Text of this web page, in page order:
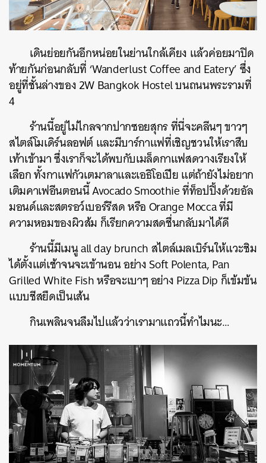
เดินย่อยกันอีกหน่อยในย่านใกล้เคียง แล้วค่อยมาปิด
ท้ายกันก่อนกลับที่ ‘Wanderlust Coffee and Eatery’ ซึ่ง
อยู่ที่ชั้นล่างของ 2W Bangkok Hostel บนถนนพระรามที่
4
ร้านนี้อยู่ไม่ไกลจากปากซอยสุกร ที่นี่จะคลีนๆ ขาวๆ
สไตล์โมเดิร์นลอฟต์ และมีบาร์กาแฟที่เชิญชวนให้เราสืบ
เท้าเข้ามา ซึ่งเราก็จะได้พบกับเมล็ดกาแฟสดวางเรียงให้
เลือก ทั้งกาแฟกัวเตมาลาและเอธิโอเปีย แต่ถ้ายังไม่อยาก
เติมคาเฟอีนตอนนี้ Avocado Smoothie ที่ท็อปปิ้งด้วยอัล
มอนด์และสตรอว์เบอร์รีสด หรือ Orange Mocca ที่มี
ความหอมของผิวส้ม ก็เรียกความสดชื่นกลับมาได้ดี
ร้านนี้มีเมนู all day brunch สไตล์เมลเบิร์นให้แวะชิม
ได้ตั้งแต่เช้าจนจะเข้านอน อย่าง Soft Polenta, Pan
Grilled White Fish หรือจะเบาๆ อย่าง Pizza Dip ก็เข้มข้น
แบบชีสยืดเป็นเส้น
กินเพลินจนลืมไปแล้วว่าเรามาแถวนี้ทำไมนะ…​